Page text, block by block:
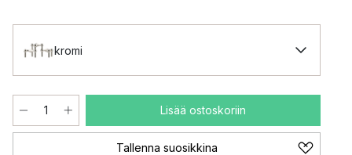
kromi
Lisää ostoskoriin
Tallenna suosikkina